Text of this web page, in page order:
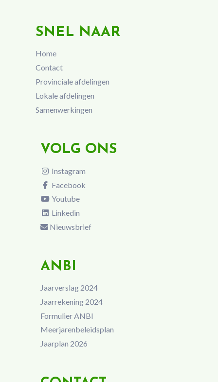
SNEL NAAR
Home
Contact
Provinciale afdelingen
Lokale afdelingen
Samenwerkingen
VOLG ONS
Instagram
Facebook
Youtube
Linkedin
Nieuwsbrief
ANBI
Jaarverslag 2024
Jaarrekening 2024
Formulier ANBI
Meerjarenbeleidsplan
Jaarplan 2026